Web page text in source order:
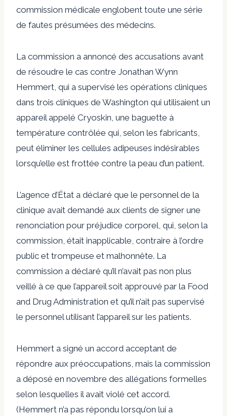
commission médicale englobent toute une série
de fautes présumées des médecins.
La commission a annoncé des accusations avant
de résoudre le cas contre Jonathan Wynn
Hemmert, qui a supervisé les opérations cliniques
dans trois cliniques de Washington qui utilisaient un
appareil appelé Cryoskin, une baguette à
température contrôlée qui, selon les fabricants,
peut éliminer les cellules adipeuses indésirables
lorsqu’elle est frottée contre la peau d’un patient.
L’agence d’État a déclaré que le personnel de la
clinique avait demandé aux clients de signer une
renonciation pour préjudice corporel, qui, selon la
commission, était inapplicable, contraire à l’ordre
public et trompeuse et malhonnête. La
commission a déclaré qu’il n’avait pas non plus
veillé à ce que l’appareil soit approuvé par la Food
and Drug Administration et qu’il n’ait pas supervisé
le personnel utilisant l’appareil sur les patients.
Hemmert a signé un accord acceptant de
répondre aux préoccupations, mais la commission
a déposé en novembre des allégations formelles
selon lesquelles il avait violé cet accord.
(Hemmert n’a pas répondu lorsqu’on lui a